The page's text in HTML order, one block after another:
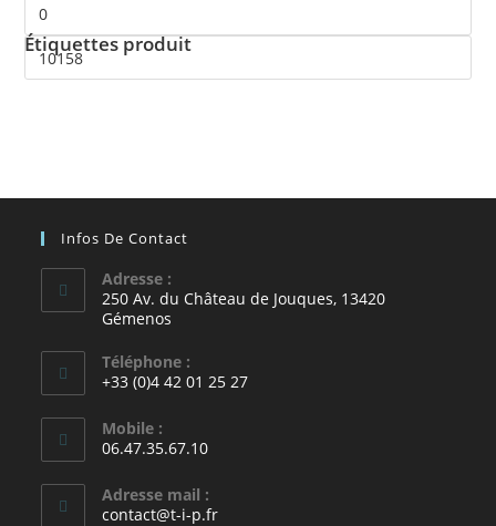
Étiquettes produit
Infos De Contact
Adresse :
250 Av. du Château de Jouques, 13420
Gémenos
Téléphone :
+33 (0)4 42 01 25 27
Mobile :
06.47.35.67.10
Adresse mail :
contact@t-i-p.fr